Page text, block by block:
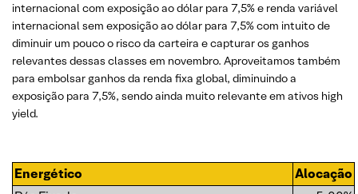
internacional com exposição ao dólar para 7,5% e renda variável
internacional sem exposição ao dólar para 7,5% com intuito de
diminuir um pouco o risco da carteira e capturar os ganhos
relevantes dessas classes em novembro. Aproveitamos também
para embolsar ganhos da renda fixa global, diminuindo a
exposição para 7,5%, sendo ainda muito relevante em ativos high
yield.
Energético
Alocação